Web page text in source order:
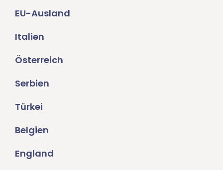
EU-Ausland
Italien
Österreich
Serbien
Türkei
Belgien
England